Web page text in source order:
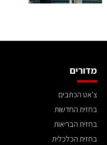
מדורים
צ'אט הכתבים
בחזית החדשות
בחזית הבריאות
בחזית הכלכלית